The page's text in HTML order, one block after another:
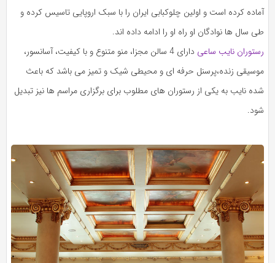
آماده کرده است و اولین چلوکبابی ایران را با سبک اروپایی تاسیس کرده و
طی سال ها نوادگان او راه او را ادامه داده اند.
رستوران نایب ساعی
دارای 4 سالن مجزا، منو متنوع و با کیفیت، آسانسور،
موسیقی زنده،پرسنل حرفه ای و محیطی شیک و تمیز می باشد که باعث
شده نایب به یکی از رستوران های مطلوب برای برگزاری مراسم ها نیز تبدیل
شود.